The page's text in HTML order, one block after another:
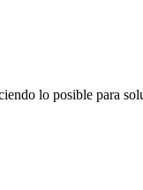
lo posible para